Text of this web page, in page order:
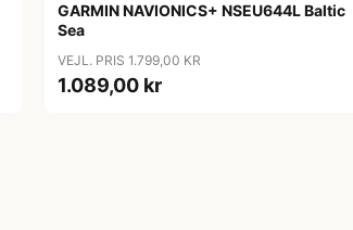
GARMIN NAVIONICS+ NSEU644L Baltic
Sea
VEJL. PRIS 1.799,00 KR
1.089,00 kr